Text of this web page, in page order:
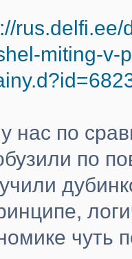
miting-v-
нас по
по
чуть